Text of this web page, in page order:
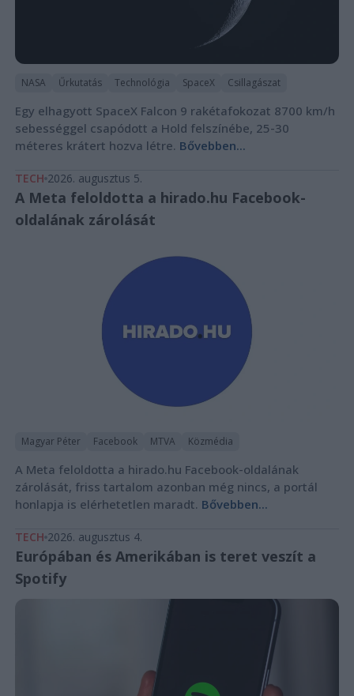
NASA Űrkutatás Technológia SpaceX Csillagászat
Egy elhagyott SpaceX Falcon 9 rakétafokozat 8700 km/h
sebességgel csapódott a Hold felszínébe, 25-30
méteres krátert hozva létre. Bővebben...
TECH 2026. augusztus 5.
A Meta feloldotta a hirado.hu Facebook-
oldalának zárolását
Magyar Péter Facebook MTVA Közmédia
A Meta feloldotta a hirado.hu Facebook-oldalának
zárolását, friss tartalom azonban még nincs, a portál
honlapja is elérhetetlen maradt. Bővebben...
TECH 2026. augusztus 4.
Európában és Amerikában is teret veszít a
Spotify